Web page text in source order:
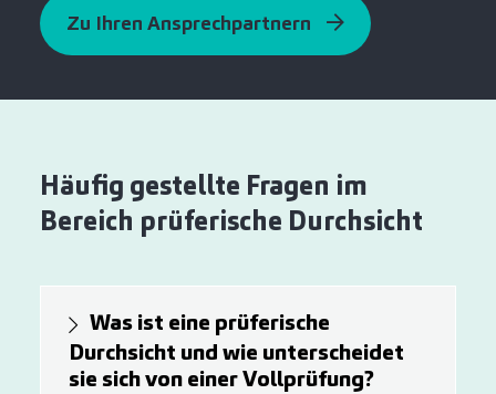
Zu Ihren Ansprechpartnern
Häufig gestellte Fragen im
Bereich prüferische Durchsicht
Was ist eine prüferische
Durchsicht und wie unterscheidet
sie sich von einer Vollprüfung?